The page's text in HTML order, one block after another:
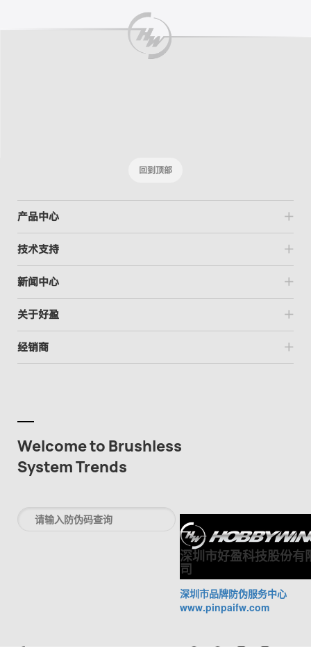
回到顶部
产品中心
技术支持
新闻中心
关于好盈
经销商
Welcome to Brushless
System Trends
深圳市好盈科技股份有
司
深圳市品牌防伪服务中心
www.pinpaifw.com